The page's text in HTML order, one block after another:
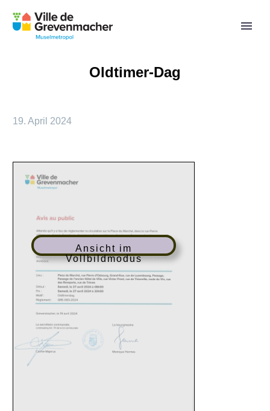
Oldtimer-Dag
19. April 2024
Ansicht im
Vollbildmodus